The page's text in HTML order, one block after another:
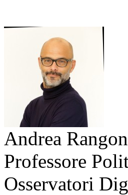
Andrea
Professore
Osservatori